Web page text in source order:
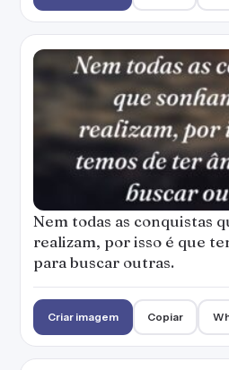
Nem todas as conquistas
realizam, por isso é que
para buscar outras.
Criar imagem Copiar